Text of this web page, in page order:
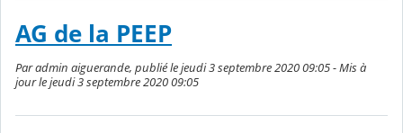
AG de la PEEP
Par admin aiguerande, publié le jeudi 3 septembre 2020 09:05 - Mis à
jour le jeudi 3 septembre 2020 09:05